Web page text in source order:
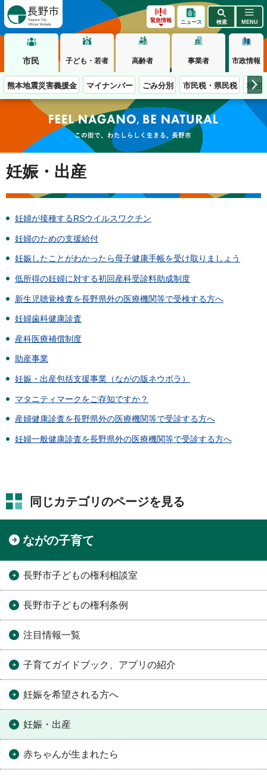
緊急情報 ニュース 検索 MENU
市民 子ども・若者 高齢者 事業者 市政情報
熊本地震災害義援金 マイナンバー ごみ分別 市民税・県民税 移住
この街で、わたしらしく生きる。長野市
妊娠・出産
妊婦が接種するRSウイルスワクチン
妊婦のための支援給付
妊娠したことがわかったら母子健康手帳を受け取りましょう
低所得の妊婦に対する初回産科受診料助成制度
新生児聴覚検査を長野県外の医療機関等で受検する方へ
妊婦歯科健康診査
産科医療補償制度
助産事業
妊娠・出産包括支援事業（ながの版ネウボラ）
マタニティマークをご存知ですか？
産婦健康診査を長野県外の医療機関等で受診する方へ
妊婦一般健康診査を長野県外の医療機関等で受診する方へ
同じカテゴリのページを見る
ながの子育て
長野市子どもの権利相談室
長野市子どもの権利条例
注目情報一覧
子育てガイドブック、アプリの紹介
妊娠を希望される方へ
妊娠・出産
赤ちゃんが生まれたら